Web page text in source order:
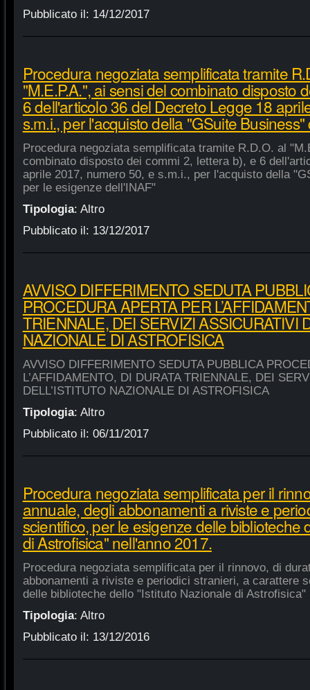
Pubblicato il: 14/12/2017
Procedura negoziata semplificata tramite
"M.E.P.A.", ai sensi del combinato disposto
6 dell'articolo 36 del Decreto Legge 18
s.m.i., per l'acquisto della "GSuite
Procedura negoziata semplificata tramite R.D.O. al
combinato disposto dei commi 2, lettera b), e 6
aprile 2017, numero 50, e s.m.i., per l'acquisto della
per le esigenze dell'INAF"
Tipologia: Altro
Pubblicato il: 13/12/2017
AVVISO DIFFERIMENTO SEDUTA
PROCEDURA APERTA PER
TRIENNALE, DEI SERVIZI ASSICURATIVI
NAZIONALE DI ASTROFISICA
AVVISO DIFFERIMENTO SEDUTA PUBBLICA
L’AFFIDAMENTO, DI DURATA TRIENNALE, DEI
DELL’ISTITUTO NAZIONALE DI ASTROFISICA
Tipologia: Altro
Pubblicato il: 06/11/2017
Procedura negoziata semplificata per il
annuale, degli abbonamenti a riviste e
scientifico, per le esigenze delle biblioteche
di Astrofisica" nell'anno 2017.
Procedura negoziata semplificata per il rinnovo, di
abbonamenti a riviste e periodici stranieri, a carattere
delle biblioteche dello "Istituto Nazionale di Astrofisica"
Tipologia: Altro
Pubblicato il: 13/12/2016